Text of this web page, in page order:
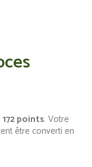
172points. Votre
être converti en